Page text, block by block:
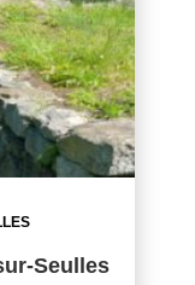
Seulles